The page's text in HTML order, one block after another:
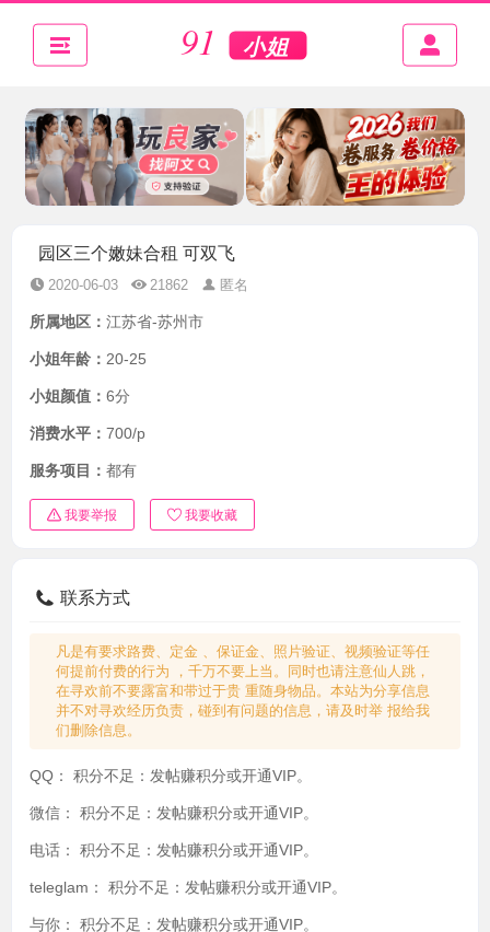
园区三个嫩妹合租 可双飞
2020-06-03 21862 匿名
所属地区： 江苏省-苏州市
小姐年龄： 20-25
小姐颜值： 6分
消费水平： 700/p
服务项目： 都有
我要举报 我要收藏
联系方式
凡是有要求路费、定金 、保证金、照片验证、视频验证等任
何提前付费的行为 ，千万不要上当。同时也请注意仙人跳，
在寻欢前不要露富和带过于贵 重随身物品。本站为分享信息
并不对寻欢经历负责，碰到有问题的信息，请及时举 报给我
们删除信息。
QQ： 积分不足：发帖赚积分或开通VIP。
微信： 积分不足：发帖赚积分或开通VIP。
电话： 积分不足：发帖赚积分或开通VIP。
teleglam： 积分不足：发帖赚积分或开通VIP。
与你： 积分不足：发帖赚积分或开通VIP。